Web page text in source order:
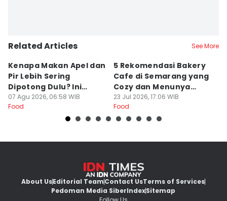
Related Articles See More
Kenapa Makan Apel dan
Pir Lebih Sering
Dipotong Dulu? Ini
Alasannya
07 Agu 2026, 06:58 WIB
Food
5 Rekomendasi Bakery
Cafe di Semarang yang
Cozy dan Menunya
Yummy
23 Jul 2026, 17:06 WIB
Food
About UsEditorial TeamContact UsTerms of Services
Pedoman Media SiberIndexSitemap